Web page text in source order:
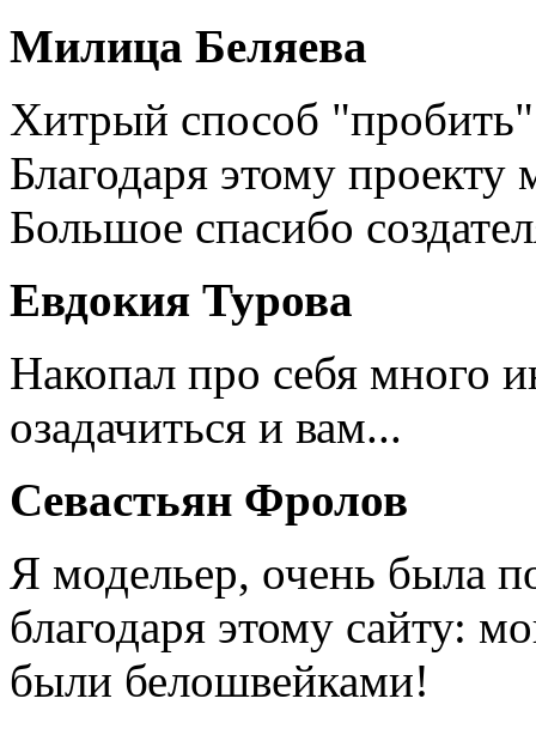
Милица Беляева
Хитрый способ
Благодаря этому
Большое спасибо
Евдокия Турова
Накопал про себя много
озадачиться и вам...
Севастьян Фролов
Я модельер, очень была
благодаря этому сайту:
были белошвейками!